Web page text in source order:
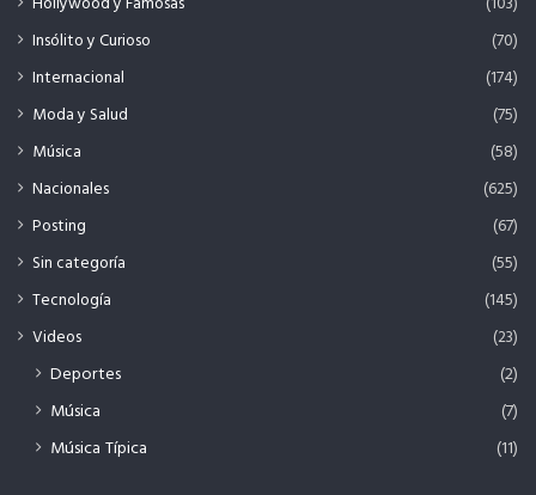
Insólito y Curioso
(70)
Internacional
(174)
Moda y Salud
(75)
Música
(58)
Nacionales
(625)
Posting
(67)
Sin categoría
(55)
Tecnología
(145)
Videos
(23)
Deportes
(2)
Música
(7)
Música Típica
(11)